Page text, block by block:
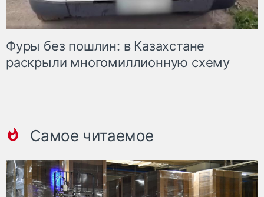
Фуры без пошлин: в Казахстане
раскрыли многомиллионную схему
Самое читаемое